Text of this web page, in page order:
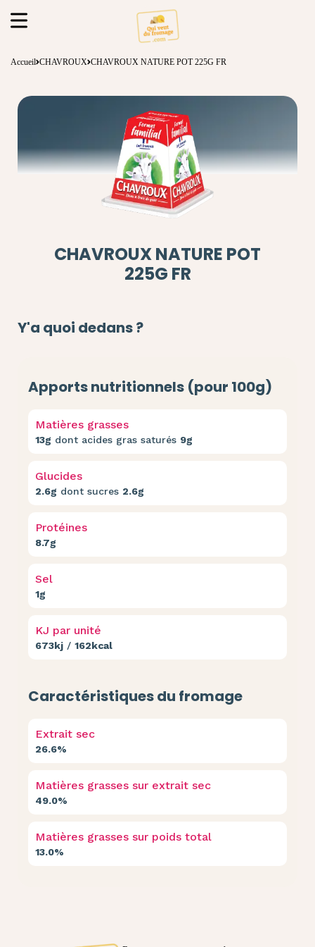
Accueil CHAVROUX CHAVROUX NATURE POT 225G FR
CHAVROUX NATURE POT
225G FR
Y'a quoi dedans ?
Apports nutritionnels (pour 100g)
Matières grasses
13g dont acides gras saturés 9g
Glucides
2.6g dont sucres 2.6g
Protéines
8.7g
Sel
1g
KJ par unité
673kj / 162kcal
Caractéristiques du fromage
Extrait sec
26.6%
Matières grasses sur extrait sec
49.0%
Matières grasses sur poids total
13.0%